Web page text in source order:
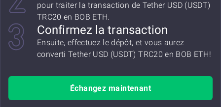
pour traiter la transaction de Tether USD (USDT)
TRC20 en BOB ETH.
Confirmez la transaction
Ensuite, effectuez le dépôt, et vous aurez
converti Tether USD (USDT) TRC20 en BOB ETH!
Échangez maintenant